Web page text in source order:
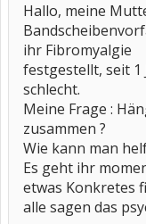
Hallo, meine
ihr Fibromyalgie
festgestellt, seit
schlecht.
Meine Frage :
zusammen ?
Wie kann man
Es geht ihr
etwas Konkretes
alle sagen das